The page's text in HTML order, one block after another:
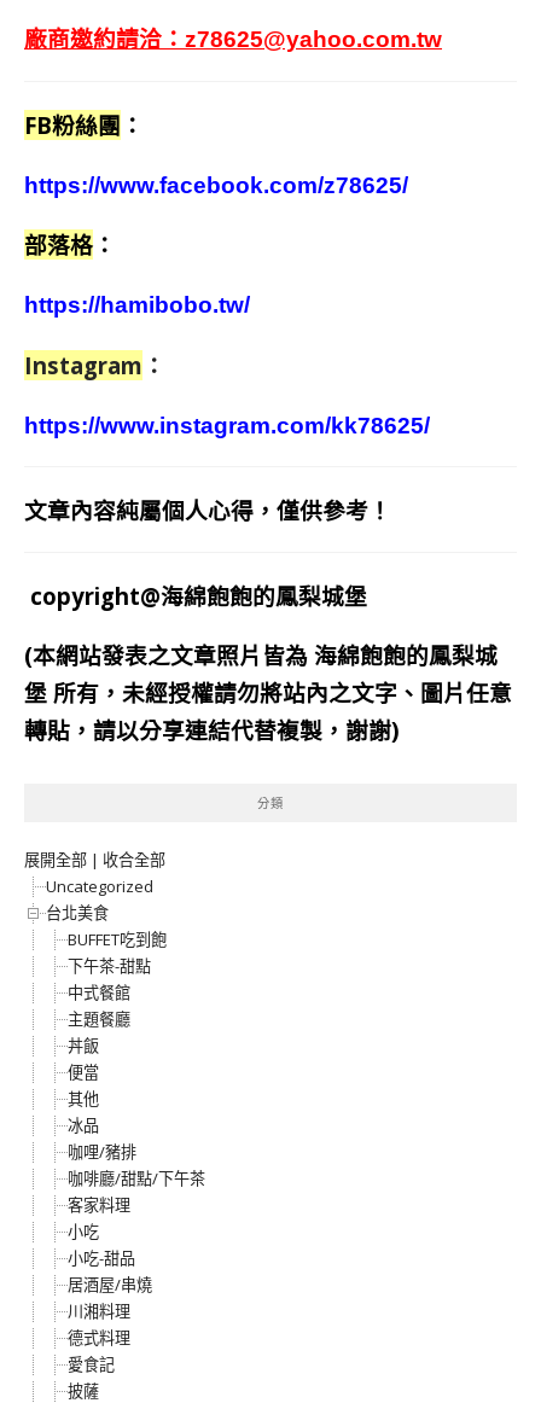
廠商邀約請洽： z78625@yahoo.com.tw
FB粉絲團 ：
https://www.facebook.com/z78625/
部落格 ：
https://hamibobo.tw/
Instagram ：
https://www.instagram.com/kk78625/
文章內容純屬個人心得，僅供參考！
copyright@海綿飽飽的鳳梨城堡
(本網站發表之文章照片皆為 海綿飽飽的鳳梨城
堡 所有，未經授權請勿將站內之文字、圖片任意
轉貼，請以分享連結代替複製，謝謝)
分類
展開全部 | 收合全部
Uncategorized
台北美食
BUFFET吃到飽
下午茶-甜點
中式餐館
主題餐廳
丼飯
便當
其他
冰品
咖哩/豬排
咖啡廳/甜點/下午茶
客家料理
小吃
小吃-甜品
居酒屋/串燒
川湘料理
德式料理
愛食記
披薩